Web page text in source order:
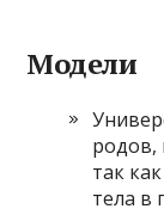
Модели
родов,
так
тела в